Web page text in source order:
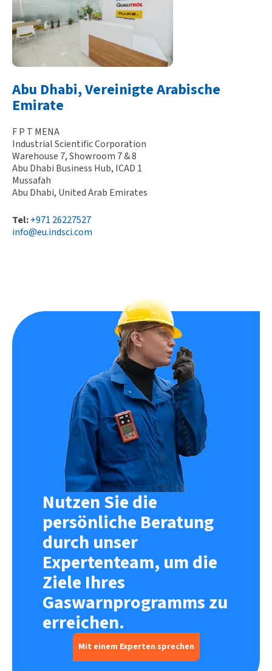
Abu Dhabi, Vereinigte Arabische
Emirate
F P T MENA
Industrial Scientific Corporation
Warehouse 7, Showroom 7 & 8
Abu Dhabi Business Hub, ICAD 1
Mussafah
Abu Dhabi, United Arab Emirates
Tel:+971 26227527
info@eu.indsci.com
Nutzen Sie die
persönliche Beratung
durch unser
Expertenteam, um die
Ziele Ihres
Gaswarnprogramms zu
erreichen.
Mit einem Experten sprechen